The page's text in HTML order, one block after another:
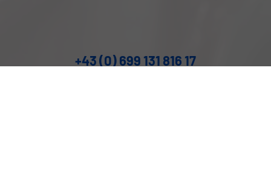
+43 (0) 699 131 816 17